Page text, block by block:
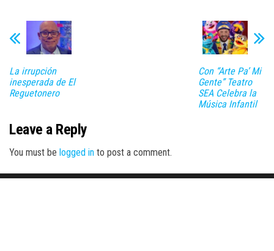
La irrupción
inesperada de El
Reguetonero
Con “Arte Pa’ Mi
Gente” Teatro
SEA Celebra la
Música Infantil
Leave a Reply
You must be logged in to post a comment.